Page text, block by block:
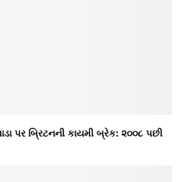
પર બ્રિટનની કાયમી બ્રેક: ૨૦૦૮ પછી